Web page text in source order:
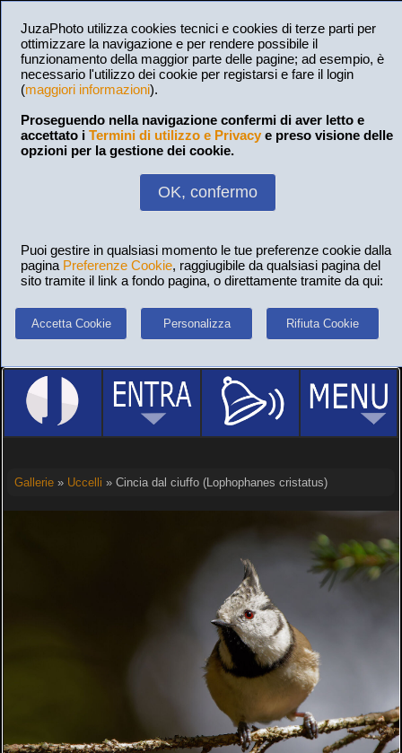
JuzaPhoto utilizza cookies tecnici e cookies di terze parti per
ottimizzare la navigazione e per rendere possibile il
funzionamento della maggior parte delle pagine; ad esempio, è
necessario l'utilizzo dei cookie per registarsi e fare il login
(maggiori informazioni).
Proseguendo nella navigazione confermi di aver letto e
accettato i Termini di utilizzo e Privacy e preso visione delle
opzioni per la gestione dei cookie.
OK, confermo
Puoi gestire in qualsiasi momento le tue preferenze cookie dalla
pagina Preferenze Cookie, raggiugibile da qualsiasi pagina del
sito tramite il link a fondo pagina, o direttamente tramite da qui:
Accetta Cookie Personalizza Rifiuta Cookie
Gallerie» Uccelli » Cincia dal ciuffo (Lophophanes cristatus)